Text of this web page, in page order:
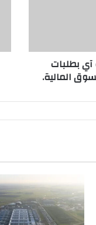
بطلبات
المالية.
ع
م
م
ذ
ج
س